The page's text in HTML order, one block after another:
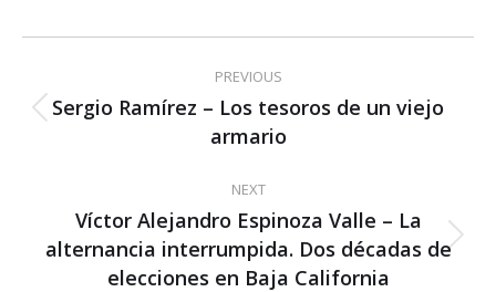
navigation
PREVIOUS
Previous
post:
Sergio Ramírez – Los tesoros de un viejo
armario
NEXT
Next
post:
Víctor Alejandro Espinoza Valle – La
alternancia interrumpida. Dos décadas de
elecciones en Baja California